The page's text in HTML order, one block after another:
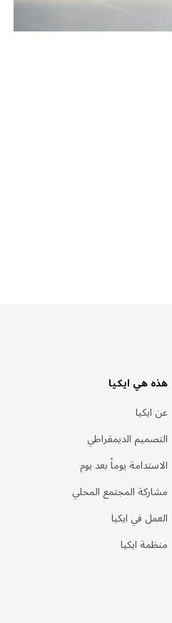
هذه هي ايكيا
عن ايكيا
التصميم الديمقراطي
الاستدامة يوماً بعد يوم
مشاركة المجتمع المحلي
العمل في ايكيا
منظمة ايكيا